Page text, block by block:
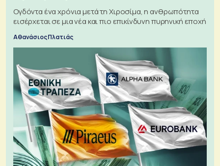
Ογδόντα ένα χρόνια μετά τη Χιροσίμα, η ανθρωπότητα
εισέρχεται σε μια νέα και πιο επικίνδυνη πυρηνική εποχή
Αθανάσιος Πλατιάς